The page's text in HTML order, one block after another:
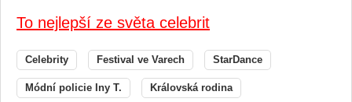
To nejlepší ze světa celebrit
Celebrity Festival ve Varech StarDance
Módní policie Iny T. Královská rodina